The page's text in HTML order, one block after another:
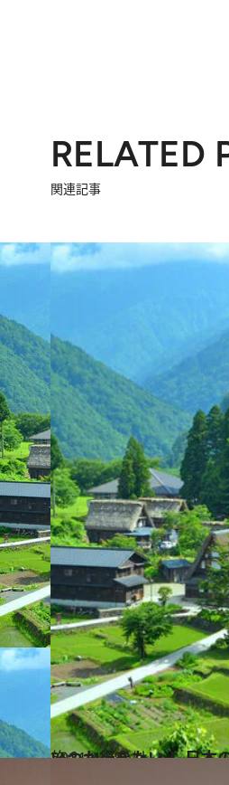
RELATED
関連記事
2021.4.28
いつか行きたい！ 日本
旅＆お出かけ